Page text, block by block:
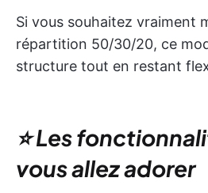
Si vous souhaitez vraiment
répartition 50/30/20, ce
structure tout en restant
⭐ Les
vous allez adorer